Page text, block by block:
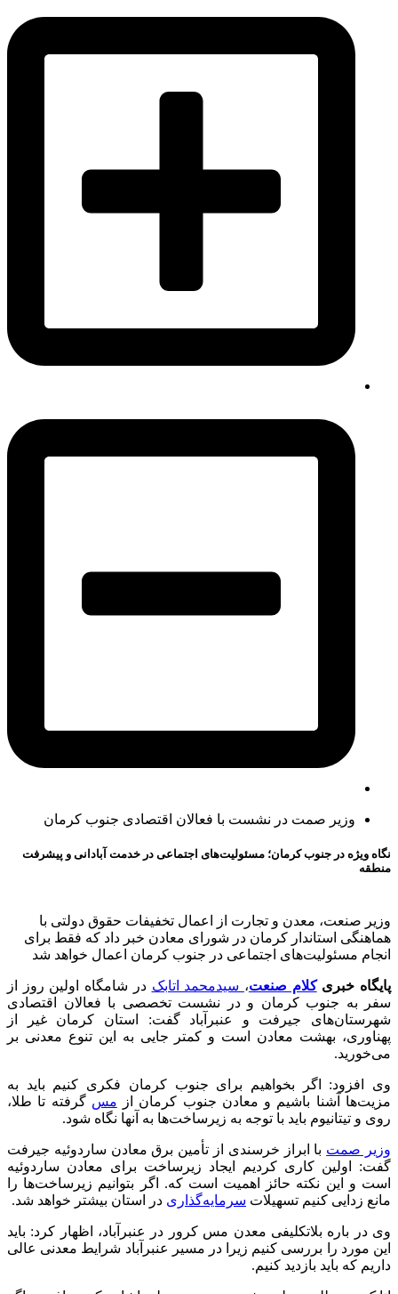
وزیر صمت در نشست با فعالان اقتصادی جنوب کرمان
نگاه ویژه در جنوب کرمان؛ مسئولیت‌های اجتماعی در خدمت آبادانی و پیشرفت
منطقه
وزیر صنعت، معدن و تجارت از اعمال تخفیفات حقوق دولتی با
هماهنگی استاندار کرمان در شورای معادن خبر داد که فقط برای
انجام مسئولیت‌های اجتماعی در جنوب کرمان اعمال خواهد شد
پایگاه خبریکلام صنعت، سیدمحمد اتابک در شامگاه اولین روز از
سفر به جنوب کرمان و در نشست تخصصی با فعالان اقتصادی
شهرستان‌های جیرفت و عنبرآباد گفت: استان کرمان غیر از
پهناوری، بهشت معادن است و کمتر جایی به این تنوع معدنی بر
می‌خورید.
وی افزود: اگر بخواهیم برای جنوب کرمان فکری کنیم باید به
مزیت‌ها آشنا باشیم و معادن جنوب کرمان از مس گرفته تا طلا،
روی و تیتانیوم باید با توجه به زیرساخت‌ها به آنها نگاه شود.
وزیر صمت با ابراز خرسندی از تأمین برق معادن ساردوئیه جیرفت
گفت: اولین کاری کردیم ایجاد زیرساخت برای معادن ساردوئیه
است و این نکته حائز اهمیت است که. اگر بتوانیم زیرساخت‌ها را
مانع زدایی کنیم تسهیلات سرمایه‌گذاری در استان بیشتر خواهد شد.
وی در باره بلاتکلیفی معدن مس کرور در عنبرآباد، اظهار کرد: باید
این مورد را بررسی کنیم زیرا در مسیر عنبرآباد شرایط معدنی عالی
داریم که باید بازدید کنیم.